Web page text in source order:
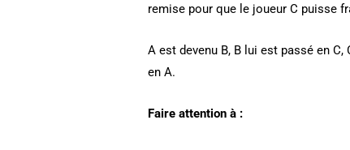
remise pour que le joueur C puisse
A est devenu B, B lui est passé en
en A.
Faire attention à :